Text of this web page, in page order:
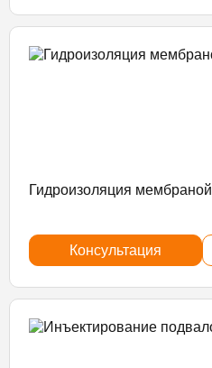
Гидроизоляция мембраной
Консультация